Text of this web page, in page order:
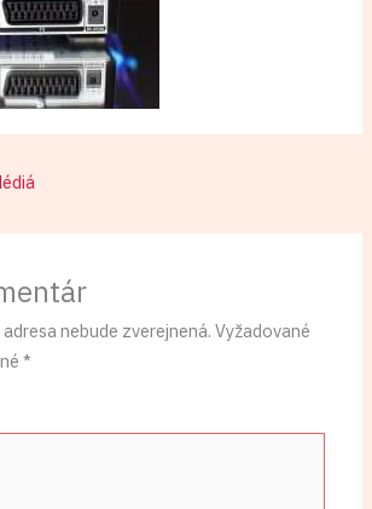
nebude zverejnená. Vyžadované
*